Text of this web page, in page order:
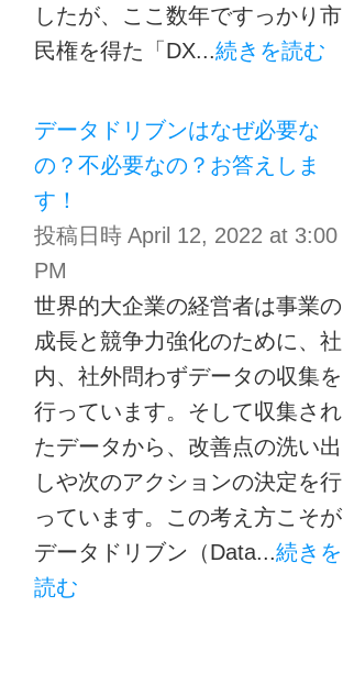
したが、ここ数年ですっかり市
民権を得た「DX...続きを読む
データドリブンはなぜ必要な
の？不必要なの？お答えしま
す！
投稿日時 April 12, 2022 at 3:00
PM
世界的大企業の経営者は事業の
成長と競争力強化のために、社
内、社外問わずデータの収集を
行っています。そして収集され
たデータから、改善点の洗い出
しや次のアクションの決定を行
っています。この考え方こそが
データドリブン（Data...続きを
読む